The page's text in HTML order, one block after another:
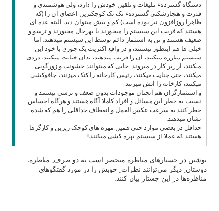
دستگاه گستردهء تبلیغات و تلقین خودش را دارد، ولی هوشمندی و
قدرت و هنجارشکنی گستردهء تک تک کوچکترین اعضای آن را (که
ظاهرا روزافزون نیز بوده است) کم و بیش میتوان دید. البته عده ای
هستند که فریب این سیستم را میخورند یا بهرحال مجبورند و ترسو و
ضعیف هستند و تن به استثمار دائم توسط این سیستم میدهند، اما
خیلی ها هم اینطور نیستند، و در واقع اکثریت یک جوری با خود این
سیستم مبارزه میکنند، آن را فریب میدهند، بدان خیانت میکنند، دزدی
میکنند، از زیر کار در میروند، جایی که میتوانند خشونت و زورگویی
میکنند، حتی جنایت میکنند، رئیس کارخانه را کتک میزنند، چاقوکشی
میکنند، کارخانه را آتش میزنند
و استثمارگران هم آنچنان موجودات بدون ضعف و ترسی نیستند و
نسبت به خطر این مسائل و افراد کاملا آگاه هستند و هرگاه احساس
خطر کنند به سرعت عکس العمل و انعطاف حداقلی را هم که شده
نشان میدهند.
حداقل در بعضی موارد حتی همین مهره های کوچک زیرین و کارگرها
هستند که عملا از سیستم بهره کشی میکنند!!
نوشتن در جستارهای مناظره منحصر است به دو طرف ِ مناظره.
دوستان ِ دیگر می‌توانند نظرات ِ خویش را در مورد گفتگوهای
مناظره‌ها در این جستار بیان کنند.